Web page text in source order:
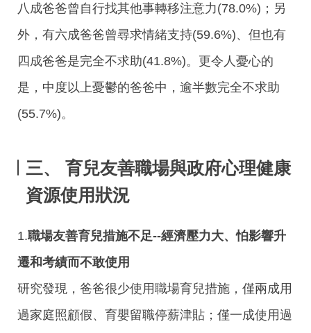
八成爸爸曾自行找其他事轉移注意力(78.0%)；另
外，有六成爸爸曾尋求情緒支持(59.6%)、但也有
四成爸爸是完全不求助(41.8%)。更令人憂心的
是，中度以上憂鬱的爸爸中，逾半數完全不求助
(55.7%)。
三、 育兒友善職場與政府心理健康
資源使用狀況
1.職場友善育兒措施不足--經濟壓力大、怕影響升
遷和考績而不敢使用
研究發現，爸爸很少使用職場育兒措施，僅兩成用
過家庭照顧假、育嬰留職停薪津貼；僅一成使用過